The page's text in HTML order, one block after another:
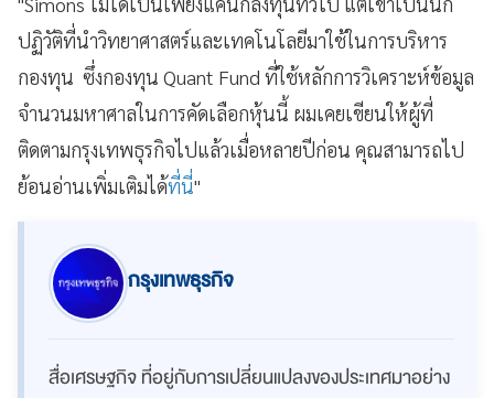
ปฏิวัติที่นำวิทยาศาสตร์และเทคโนโลยีมาใช้ในการบริหาร
กองทุน ซึ่งกองทุน Quant Fund ที่ใช้หลักการวิเคราะห์ข้อมูล
จำนวนมหาศาลในการคัดเลือกหุ้นนี้ ผมเคยเขียนให้ผู้ที่
ติดตามกรุงเทพธุรกิจไปแล้วเมื่อหลายปีก่อน คุณสามารถไป
ย้อนอ่านเพิ่มเติมได้ที่นี่"
กรุงเทพธุรกิจ
สื่อเศรษฐกิจ ที่อยู่กับการเปลี่ยนแปลงของประเทศมาอย่าง